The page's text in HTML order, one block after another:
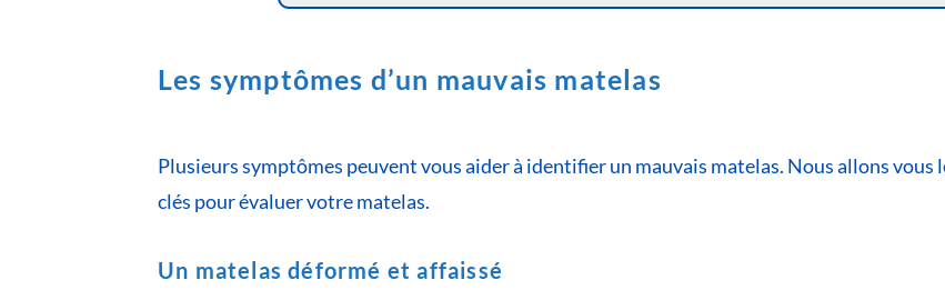
Les symptômes d’un mauvais matelas
Plusieurs symptômes peuvent vous aider à identifier un mauvais matelas. Nous allons vous
clés pour évaluer votre matelas.
Un matelas déformé et affaissé